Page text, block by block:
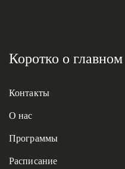
Коротко о главном
Контакты
О нас
Программы
Расписание